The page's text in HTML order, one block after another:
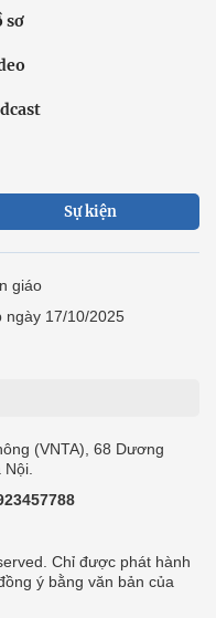
sơ
Sự kiện
giáo
ngày 17/10/2025
(VNTA), 68 Dương
Chỉ được phát hành
ý bằng văn bản của